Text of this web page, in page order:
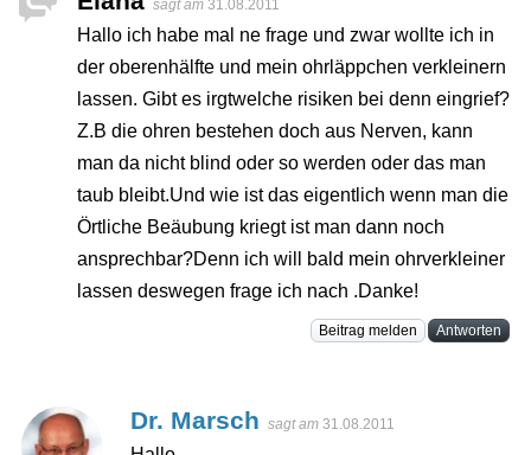
sagt am 31.08.2011
Hallo ich habe mal ne frage und zwar wollte ich in
der oberenhälfte und mein ohrläppchen verkleinern
lassen. Gibt es irgtwelche risiken bei denn eingrief?
Z.B die ohren bestehen doch aus Nerven, kann
man da nicht blind oder so werden oder das man
taub bleibt.Und wie ist das eigentlich wenn man die
Örtliche Beäubung kriegt ist man dann noch
ansprechbar?Denn ich will bald mein ohrverkleiner
lassen deswegen frage ich nach .Danke!
Beitrag melden Antworten
Dr. Marsch sagt am 31.08.2011